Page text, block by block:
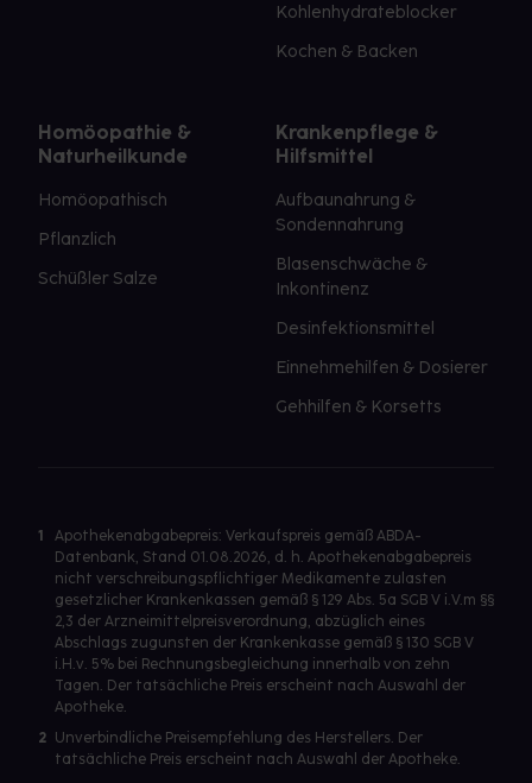
Kohlenhydrateblocker
Kochen & Backen
Homöopathie &
Naturheilkunde
Homöopathisch
Pflanzlich
Schüßler Salze
Krankenpflege &
Hilfsmittel
Aufbaunahrung &
Sondennahrung
Blasenschwäche &
Inkontinenz
Desinfektionsmittel
Einnehmehilfen & Dosierer
Gehhilfen & Korsetts
1
Apothekenabgabepreis: Verkaufspreis gemäß ABDA-
Datenbank, Stand 01.08.2026, d. h. Apothekenabgabepreis
nicht verschreibungspflichtiger Medikamente zulasten
gesetzlicher Krankenkassen gemäß § 129 Abs. 5a SGB V i.V.m §§
2,3 der Arzneimittelpreisverordnung, abzüglich eines
Abschlags zugunsten der Krankenkasse gemäß § 130 SGB V
i.H.v. 5% bei Rechnungsbegleichung innerhalb von zehn
Tagen. Der tatsächliche Preis erscheint nach Auswahl der
Apotheke.
2 Unverbindliche Preisempfehlung des Herstellers. Der
tatsächliche Preis erscheint nach Auswahl der Apotheke.